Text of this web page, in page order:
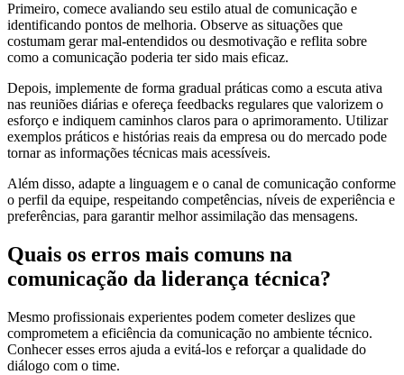
Primeiro, comece avaliando seu estilo atual de comunicação e
identificando pontos de melhoria. Observe as situações que
costumam gerar mal-entendidos ou desmotivação e reflita sobre
como a comunicação poderia ter sido mais eficaz.
Depois, implemente de forma gradual práticas como a escuta ativa
nas reuniões diárias e ofereça feedbacks regulares que valorizem o
esforço e indiquem caminhos claros para o aprimoramento. Utilizar
exemplos práticos e histórias reais da empresa ou do mercado pode
tornar as informações técnicas mais acessíveis.
Além disso, adapte a linguagem e o canal de comunicação conforme
o perfil da equipe, respeitando competências, níveis de experiência e
preferências, para garantir melhor assimilação das mensagens.
Quais os erros mais comuns na
comunicação da liderança técnica?
Mesmo profissionais experientes podem cometer deslizes que
comprometem a eficiência da comunicação no ambiente técnico.
Conhecer esses erros ajuda a evitá-los e reforçar a qualidade do
diálogo com o time.